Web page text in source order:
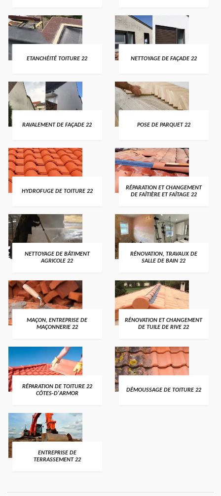
ETANCHÉITÉ TOITURE 22 NETTOYAGE DE FAÇADE 22
RAVALEMENT DE FAÇADE 22 POSE DE PARQUET 22
HYDROFUGE DE TOITURE 22
RÉPARATION ET CHANGEMENT
DE FAÎTIÈRE ET FAÎTAGE 22
NETTOYAGE DE BÂTIMENT
AGRICOLE 22
RÉNOVATION, TRAVAUX DE
SALLE DE BAIN 22
MAÇON, ENTREPRISE DE
MAÇONNERIE 22
RÉNOVATION ET CHANGEMENT
DE TUILE DE RIVE 22
RÉPARATION DE TOITURE 22
CÔTES-D'ARMOR
DÉMOUSSAGE DE TOITURE 22
ENTREPRISE DE
TERRASSEMENT 22